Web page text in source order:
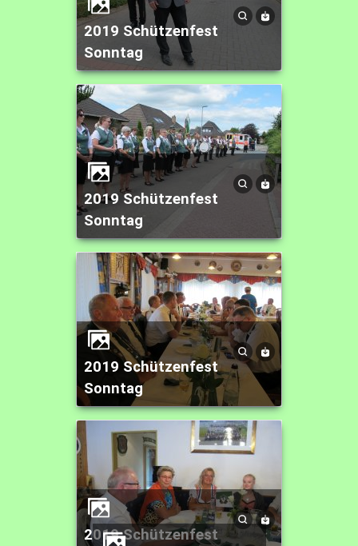
2019 Schützenfest
Sonntag
2019 Schützenfest
Sonntag
2019 Schützenfest
Sonntag
2019 Schützenfest